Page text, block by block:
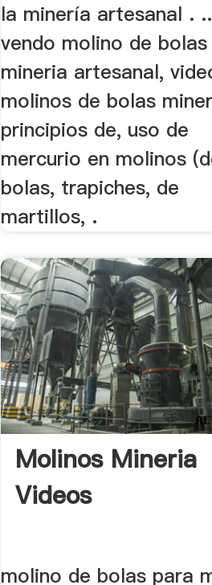
la minería artesanal .
vendo molino de
mineria artesanal,
molinos de bolas
principios de, uso de
mercurio en molinos
bolas, trapiches, de
martillos, .
Molinos Mineria
Videos
molino de bolas para